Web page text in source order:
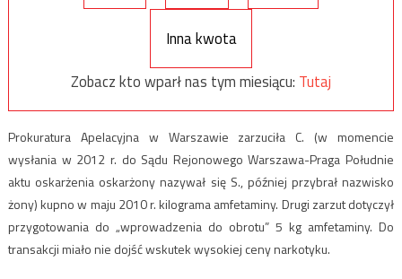
Inna kwota
Zobacz kto wparł nas tym miesiącu: Tutaj
Prokuratura Apelacyjna w Warszawie zarzuciła C. (w momencie
wysłania w 2012 r. do Sądu Rejonowego Warszawa-Praga Południe
aktu oskarżenia oskarżony nazywał się S., później przybrał nazwisko
żony) kupno w maju 2010 r. kilograma amfetaminy. Drugi zarzut dotyczył
przygotowania do „wprowadzenia do obrotu” 5 kg amfetaminy. Do
transakcji miało nie dojść wskutek wysokiej ceny narkotyku.